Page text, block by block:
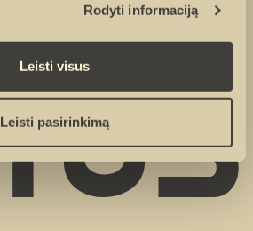
Rodyti informaciją
Leisti visus
Leisti pasirinkimą